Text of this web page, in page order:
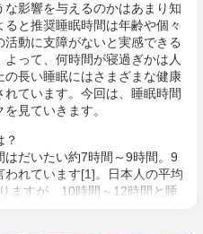
影響を与えるのかはあまり知
と推奨睡眠時間は年齢や個々
動に支障がないと実感できる
って、何時間が寝過ぎかは人
長い睡眠にはさまざまな健康
ています。今回は、睡眠時間
見ていきます。
？
だいたい約7時間～9時間。9
れています[1]。日本人の平均
ますが、10時間～12時間と睡